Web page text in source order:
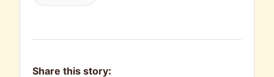
Share this story: